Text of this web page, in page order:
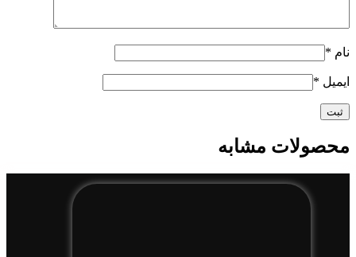
نام *
ایمیل *
محصولات مشابه